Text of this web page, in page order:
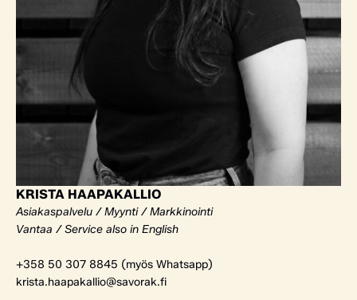
KRISTA HAAPAKALLIO
Asiakaspalvelu / Myynti / Markkinointi
Vantaa / Service also in English
+358 50 307 8845 (myös Whatsapp)
krista.haapakallio@savorak.fi